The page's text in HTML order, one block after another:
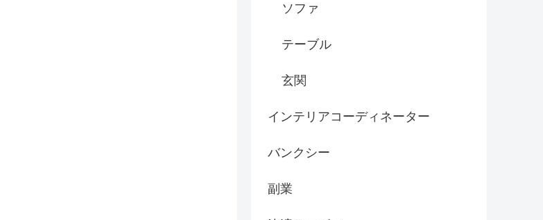
ソファ
テーブル
玄関
インテリアコーディネーター
バンクシー
副業